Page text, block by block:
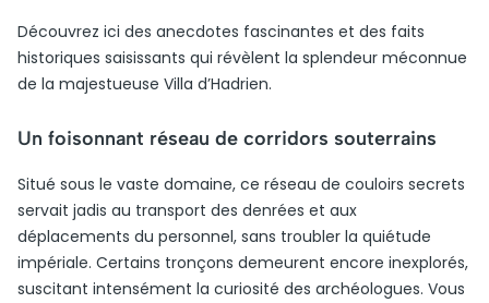
Découvrez ici des anecdotes fascinantes et des faits
historiques saisissants qui révèlent la splendeur méconnue
de la majestueuse Villa d’Hadrien.
Un foisonnant réseau de corridors souterrains
Situé sous le vaste domaine, ce réseau de couloirs secrets
servait jadis au transport des denrées et aux
déplacements du personnel, sans troubler la quiétude
impériale. Certains tronçons demeurent encore inexplorés,
suscitant intensément la curiosité des archéologues. Vous